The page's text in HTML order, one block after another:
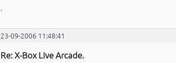
.
23-09-2006 11:48:41
Re: X-Box Live Arcade.